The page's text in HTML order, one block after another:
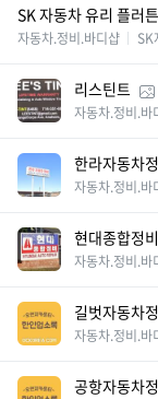
SK 자동차 유리 플러튼
자동차.정비.바디샵 SK
리스틴트
자동차.정비.바
한라자동차
자동차.정비.바
현대종합정
자동차.정비.바
길벗자동차
자동차.정비.바
공항자동차